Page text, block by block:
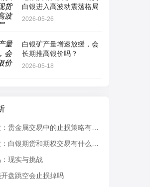
白银进入高波动震荡格局
2026-05-26
白银矿产量增速放缓，会
长期推高银价吗？
2026-05-18
贵金属交易中的止损策略有哪些？
白银期货和期权交易有什么区别？
现实与挑战
盘跳空会止损掉吗